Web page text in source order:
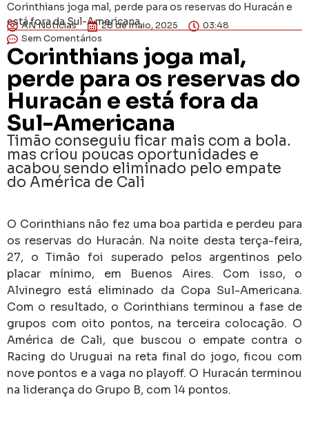
Corinthians joga mal, perde para os reservas do Huracán e
está fora da Sul-Americana
AN Notícias 28 de maio, 2025
03:48
Sem Comentários
Corinthians joga mal,
perde para os reservas do
Huracán e está fora da
Sul-Americana
Timão conseguiu ficar mais com a bola.
mas criou poucas oportunidades e
acabou sendo eliminado pelo empate
do América de Cali
O Corinthians não fez uma boa partida e perdeu para
os reservas do Huracán. Na noite desta terça-feira,
27, o Timão foi superado pelos argentinos pelo
placar mínimo, em Buenos Aires. Com isso, o
Alvinegro está eliminado da Copa Sul-Americana.
Com o resultado, o Corinthians terminou a fase de
grupos com oito pontos, na terceira colocação. O
América de Cali, que buscou o empate contra o
Racing do Uruguai na reta final do jogo, ficou com
nove pontos e a vaga no playoff. O Huracán terminou
na liderança do Grupo B, com 14 pontos.